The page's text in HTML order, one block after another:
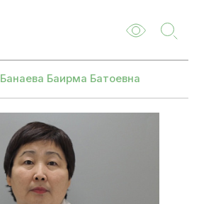
Банаева Баирма Батоевна